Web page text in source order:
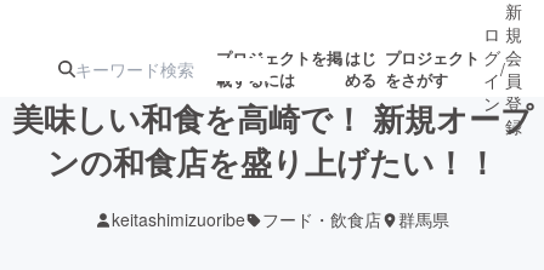
プロジェクトを掲
載するには
はじ
める
プロジェクト
をさがす
ターン
ジェクト
募集終了が近いプ
ロジェクト
されます
ロ
グ
イ
ン
/
新
規
会
員
登
録
美味しい和食を高崎で！ 新規オープ
ンの和食店を盛り上げたい！！
keitashimizuoribe フード・飲食店 群馬県